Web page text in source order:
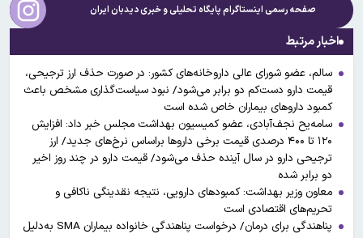
صفحه رسمی اینستاگرام پایگاه تحلیلی و خبریدیدبان ایران
اخبار مرتبط
سالم، عضو شورای عالی داروخانه‌های کشور: در صورت حذف ارز ترجیحی،
قیمت دارو دست‌کم دو برابر می‌شود/ نبود سیاست‌گذاری مشخص باعث
کمبود داروهای بیماران خاص شده است
سامه‌یح نجف‌آبادی، عضو کمیسیون بهداشت مجلس خبر داد: افزایش
۱۲۰ تا ۴۰۰ درصدی قیمت برخی داروها براساس نرخ‌های جدید/ ارز
ترجیحی دارو در سال آینده حذف می‌شود/ قیمت دارو در چند روز اخیر
دو برابر شده
معاون وزیر بهداشت: کمبودهای دارویی، نتیجه نقدینگی ناکافی و
تحریم‌های اقتصادی است
پناهندگی برای درمان/ درخواست پناهندگی خانواده بیماران SMA به‌دلیل